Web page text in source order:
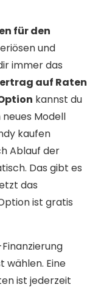
für den
und
immer das
auf Raten
kannst du
Modell
kaufen
Ablauf der
Das gibt es
das
ist gratis
wählen. Eine
ist jederzeit